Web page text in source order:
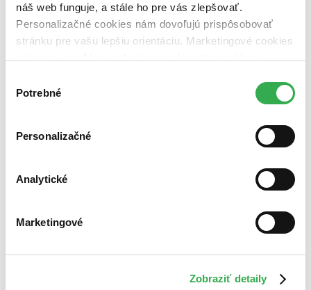
náš web funguje, a stále ho pre vás zlepšovať.
Personalizačné cookies nám dovoľujú prispôsobovať
stránku pre vašu lepšiu orientáciu. Marketingové cookies
nám pomohlo, keby sme mohli používať všetky tieto
súhlasu
Potrebné
Personalizačné
Analytické
Marketingové
Zobraziť detaily
čítaná - výborný stav (0 titulov)čítaná - výborný stav
čítaná - mierne opotrebovaná (0 titulov)čítaná - mierne
čítané verzie vypredaných kníh (0 titulov)čítané verzie
vypredaných kníh
Bestsellery
Najdrahšie
Najlacnejšie